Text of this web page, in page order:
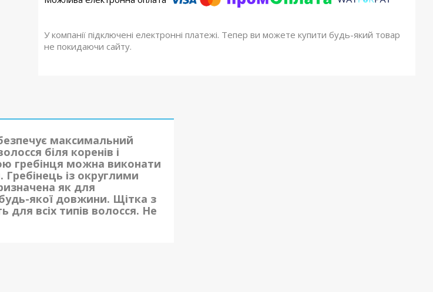
У компанії підключені електронні платежі. Тепер ви можете купити будь-який товар
не покидаючи сайту.
максимальний
біля коренів і
гребінця можна виконати
Гребінець із округлими
як для
якої довжини. Щітка з
для всіх типів волосся. Не